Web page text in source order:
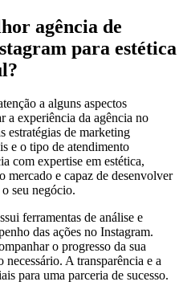
agência de
para estética
a alguns aspectos
a experiência da agência no
estratégias de marketing
e o tipo de atendimento
com expertise em estética,
mercado e capaz de desenvolver
seu negócio.
ferramentas de análise e
das ações no Instagram.
o progresso da sua
necessário. A transparência e a
para uma parceria de sucesso.